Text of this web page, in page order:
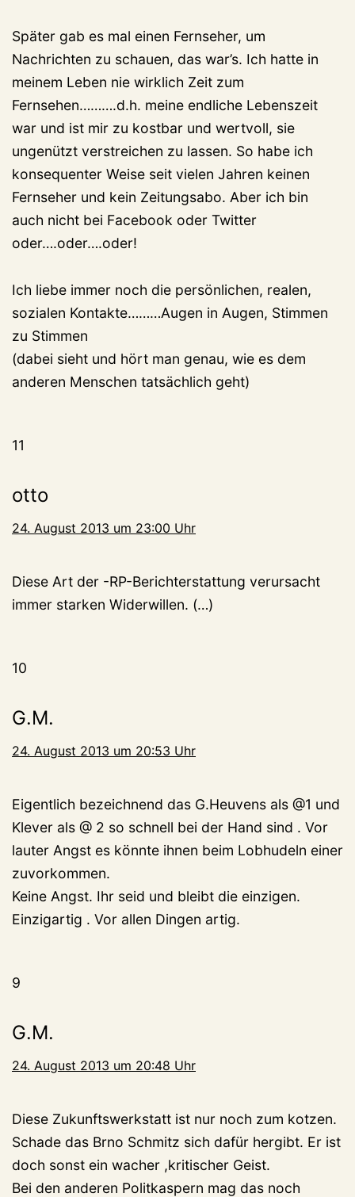
Später gab es mal einen Fernseher, um
Nachrichten zu schauen, das war’s. Ich hatte in
meinem Leben nie wirklich Zeit zum
Fernsehen……….d.h. meine endliche Lebenszeit
war und ist mir zu kostbar und wertvoll, sie
ungenützt verstreichen zu lassen. So habe ich
konsequenter Weise seit vielen Jahren keinen
Fernseher und kein Zeitungsabo. Aber ich bin
auch nicht bei Facebook oder Twitter
oder….oder….oder!
Ich liebe immer noch die persönlichen, realen,
sozialen Kontakte………Augen in Augen, Stimmen
zu Stimmen
(dabei sieht und hört man genau, wie es dem
anderen Menschen tatsächlich geht)
11
otto
24. August 2013 um 23:00 Uhr
Diese Art der -RP-Berichterstattung verursacht
immer starken Widerwillen. (…)
10
G.M.
24. August 2013 um 20:53 Uhr
Eigentlich bezeichnend das G.Heuvens als @1 und
Klever als @ 2 so schnell bei der Hand sind . Vor
lauter Angst es könnte ihnen beim Lobhudeln einer
zuvorkommen.
Keine Angst. Ihr seid und bleibt die einzigen.
Einzigartig . Vor allen Dingen artig.
9
G.M.
24. August 2013 um 20:48 Uhr
Diese Zukunftswerkstatt ist nur noch zum kotzen.
Schade das Brno Schmitz sich dafür hergibt. Er ist
doch sonst ein wacher ,kritischer Geist.
Bei den anderen Politkaspern mag das noch